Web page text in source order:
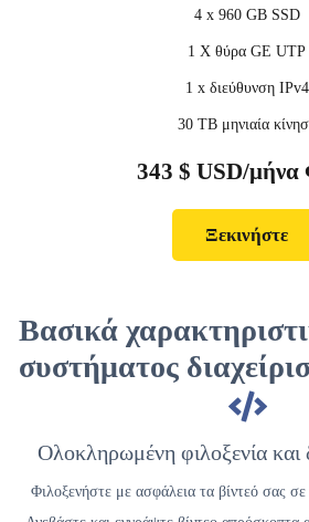
4 x 960 GB SSD
1 X θύρα GE UTP
1 x διεύθυνση IPv4
30 TB μηνιαία
343 $ USD/
Ξεκινήστε
Βασικά
συστήματος
Ολοκληρωμένη φιλοξενία και
Φιλοξενήστε με ασφάλεια τα βίντεό σας σε